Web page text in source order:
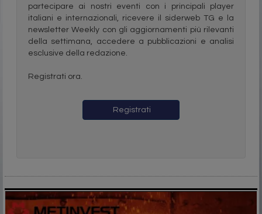
partecipare ai nostri eventi con i principali player
italiani e internazionali, ricevere il siderweb TG e la
newsletter Weekly con gli aggiornamenti più rilevanti
della settimana, accedere a pubblicazioni e analisi
esclusive della redazione.
Registrati ora.
Registrati